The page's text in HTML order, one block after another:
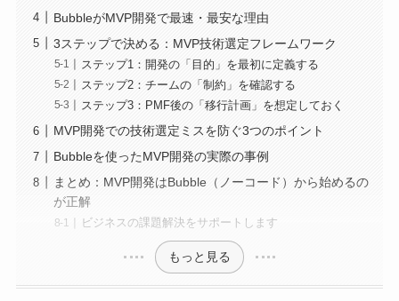
BubbleがMVP開発で最速・最安な理由
3ステップで決める：MVP技術選定フレームワーク
ステップ1：開発の「目的」を最初に定義する
ステップ2：チームの「制約」を確認する
ステップ3：PMF後の「移行計画」を想定しておく
MVP開発での技術選定ミスを防ぐ3つのポイント
Bubbleを使ったMVP開発の実際の事例
まとめ：MVP開発はBubble（ノーコード）から始めるの
が正解
ビジネスの課題解決をサポートします
もっと見る